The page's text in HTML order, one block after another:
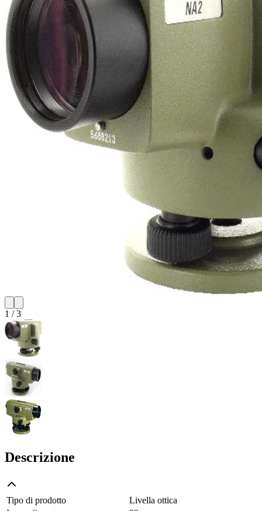
1 /3
Descrizione
Tipo di prodotto
Livella ottica